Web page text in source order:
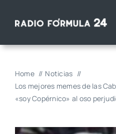
Home
Noticias
Los mejores memes de las
«soy Copérnico» al oso